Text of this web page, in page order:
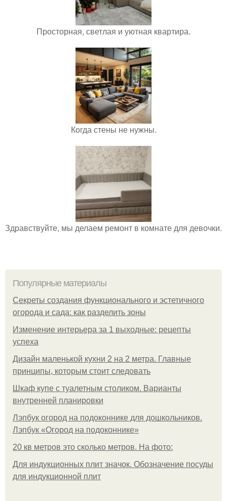
Просторная, светлая и уютная квартира.
Когда стены не нужны.
Здравствуйте, мы делаем ремонт в комнате для девочки.
Популярные материалы
Секреты создания функционального и эстетичного
огорода и сада: как разделить зоны
Изменение интерьера за 1 выходные: рецепты
успеха
Дизайн маленькой кухни 2 на 2 метра. Главные
принципы, которым стоит следовать
Шкаф купе с туалетным столиком. Варианты
внутренней планировки
Лэпбук огород на подоконнике для дошкольников.
Лэпбук «Огород на подоконнике»
20 кв метров это сколько метров. На фото:
Для индукционных плит значок. Обозначение посуды
для индукционной плит